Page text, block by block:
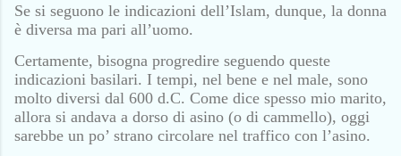
Se si seguono le indicazioni dell’Islam, dunque, la donna
è diversa ma pari all’uomo.
Certamente, bisogna progredire seguendo queste
indicazioni basilari. I tempi, nel bene e nel male, sono
molto diversi dal 600 d.C. Come dice spesso mio marito,
allora si andava a dorso di asino (o di cammello), oggi
sarebbe un po’ strano circolare nel traffico con l’asino.